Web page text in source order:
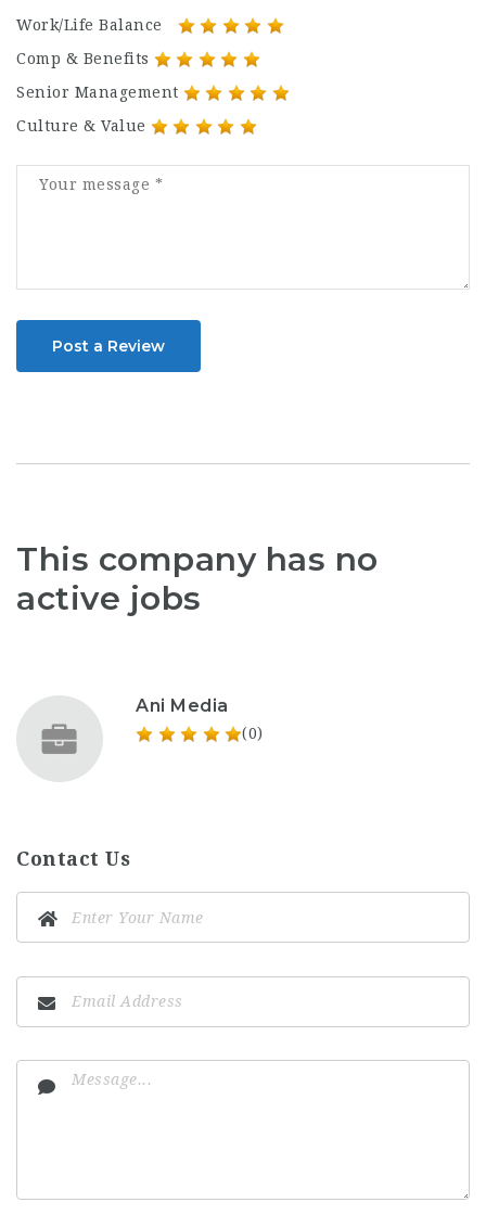
Work/Life Balance
Comp & Benefits
Senior Management
Culture & Value
Post a Review
This company has no
active jobs
Ani Media
(0)
Contact Us